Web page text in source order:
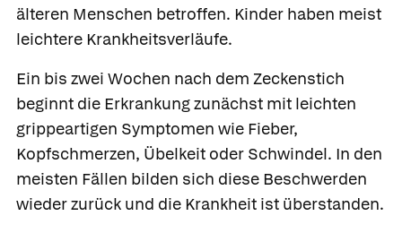
älteren Menschen betroffen. Kinder haben meist
leichtere Krankheitsverläufe.
Ein bis zwei Wochen nach dem Zeckenstich
beginnt die Erkrankung zunächst mit leichten
grippeartigen Symptomen wie Fieber,
Kopfschmerzen, Übelkeit oder Schwindel. In den
meisten Fällen bilden sich diese Beschwerden
wieder zurück und die Krankheit ist überstanden.